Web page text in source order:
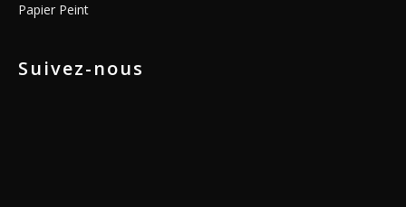
Papier Peint
Suivez-nous